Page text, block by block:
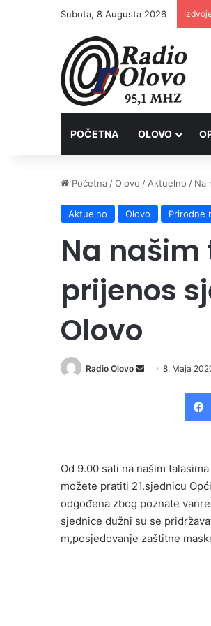
Subota, 8 Augusta 2026
POČETNA OLOVO
Početna /Olovo / Aktuelno / Na
Aktuelno Olovo Prirodne
Na
prijenos
Olovo
Radio Olovo
Send8. Maja
Od 9.00 sati na našim
možete pratiti 21.sjednicu
odgođena zbog poznate
sjednice dužni su se
m,posjedovanje zaštitne